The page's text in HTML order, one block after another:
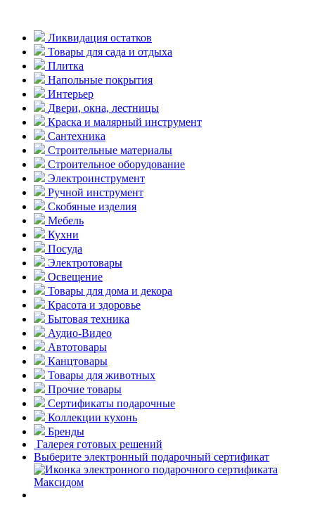
Ликвидация остатков
Товары для сада и отдыха
Плитка
Напольные покрытия
Интерьер
Двери, окна, лестницы
Краска и малярный инструмент
Сантехника
Строительные материалы
Строительное оборудование
Электроинструмент
Ручной инструмент
Скобяные изделия
Мебель
Кухни
Посуда
Электротовары
Освещение
Товары для дома и декора
Красота и здоровье
Бытовая техника
Аудио-Видео
Автотовары
Канцтовары
Товары для животных
Прочие товары
Сертификаты подарочные
Коллекции кухонь
Бренды
Галерея готовых решений
Выберите электронный подарочный сертификат